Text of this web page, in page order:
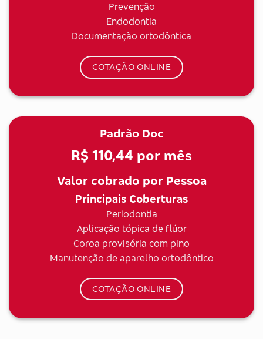
Prevenção
Endodontia
Documentação ortodôntica
COTAÇÃO ONLINE
Padrão Doc
R$ 110,44 por mês
Valor cobrado por Pessoa
Principais Coberturas
Periodontia
Aplicação tópica de flúor
Coroa provisória com pino
Manutenção de aparelho ortodôntico
COTAÇÃO ONLINE